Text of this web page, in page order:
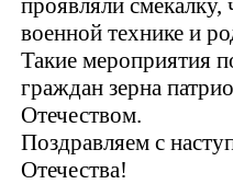
проявляли смекалку,
военной технике и
Такие мероприятия
граждан зерна
Отечеством.
Поздравляем с
Отечества!